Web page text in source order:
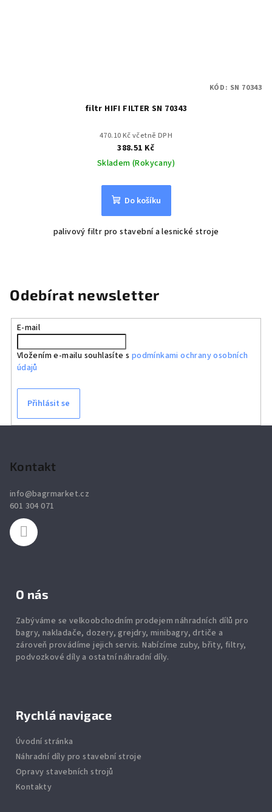
filtr HIFI FILTER SN 70343
470.10 Kč včetně DPH
388.51 Kč
Skladem (Rokycany)
Do košíku
palivový filtr pro stavební a lesnické stroje
KÓD: SN 70343
Odebírat newsletter
E-mail
Vložením e-mailu souhlasíte s podmínkami ochrany osobních
údajů
Přihlásit se
Kontakt
info@bagrmarket.cz
601 304 071
O nás
Zabýváme se velkoobchodním prodejem náhradních dílů pro
bagry, nakladače, dozery, grejdry, minibagry, drtiče a
zároveň provádíme jejich servis. Nabízíme zuby,břity,filtry,
podvozkové díly a ostatní náhradní díly.
Rychlá navigace
Úvodní stránka
Náhradní díly pro stavební stroje
Opravy stavebních strojů
Kontakty